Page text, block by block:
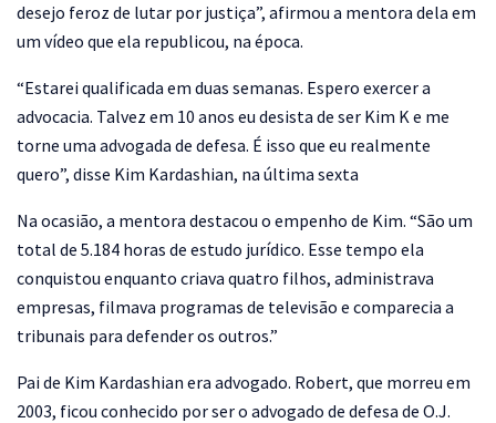
desejo feroz de lutar por justiça”, afirmou a mentora dela em
um vídeo que ela republicou, na época.
“Estarei qualificada em duas semanas. Espero exercer a
advocacia. Talvez em 10 anos eu desista de ser Kim K e me
torne uma advogada de defesa. É isso que eu realmente
quero”, disse Kim Kardashian, na última sexta
Na ocasião, a mentora destacou o empenho de Kim. “São um
total de 5.184 horas de estudo jurídico. Esse tempo ela
conquistou enquanto criava quatro filhos, administrava
empresas, filmava programas de televisão e comparecia a
tribunais para defender os outros.”
Pai de Kim Kardashian era advogado. Robert, que morreu em
2003, ficou conhecido por ser o advogado de defesa de O.J.